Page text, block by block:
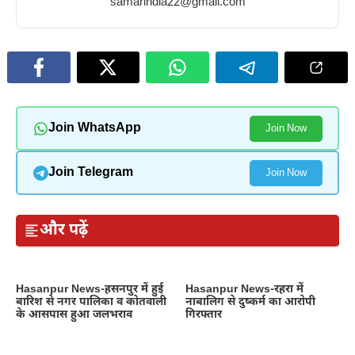
winter
winter
Join WhatsApp Join Now
Join Telegram Join Now
और पढ़ें
Hasanpur News-हसनपुर में हुई
बारिश से नगर पालिका व कोतवाली
के आसपास हुआ जलभराव
Hasanpur News-रहरा में
नाबालिग से दुष्कर्म का आरोपी
गिरफ्तार